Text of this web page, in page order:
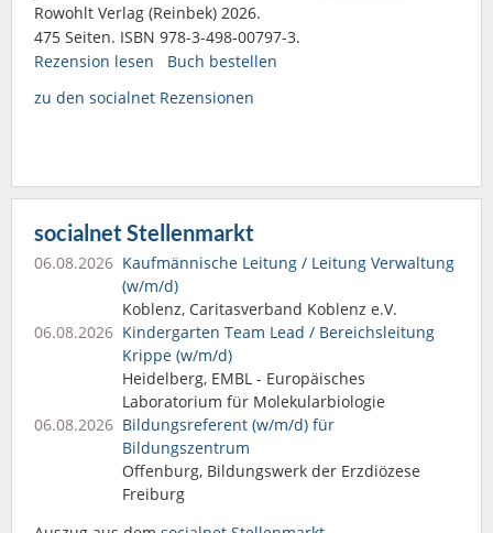
Rowohlt Verlag (Reinbek) 2026.
475 Seiten. ISBN 978-3-498-00797-3.
Rezension lesen
Buch bestellen
zu den socialnet Rezensionen
socialnet Stellenmarkt
06.08.2026 Kaufmännische Leitung / Leitung Verwaltung
(w/m/d)
Koblenz, Caritasverband Koblenz e.V.
06.08.2026 Kindergarten Team Lead / Bereichsleitung
Krippe (w/m/d)
Heidelberg, EMBL - Europäisches
Laboratorium für Molekularbiologie
06.08.2026 Bildungsreferent (w/m/d) für
Bildungszentrum
Offenburg, Bildungswerk der Erzdiözese
Freiburg